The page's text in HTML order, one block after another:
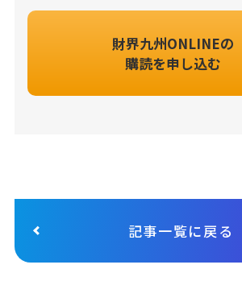
財界九州ONLINEの
購読を申し込む
記事一覧に戻る